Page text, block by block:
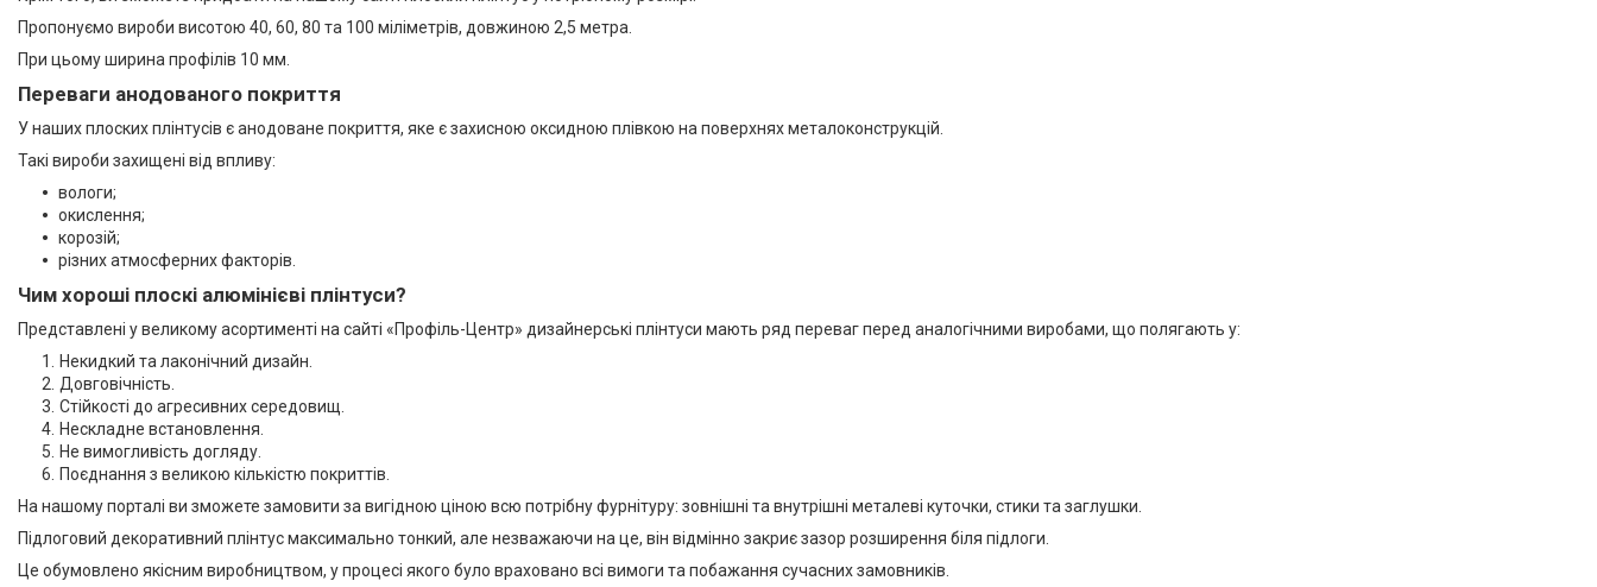
Україна 43
Виробник
Покриття
Анодоване
Без покриття
Алюміній 43
Висота плінтуса
25 мм 1
26 мм 1
40 мм 6
Пропонуємо вироби висотою 40, 60, 80 та 100 міліметрів, довжиною 2,5 метра.
При цьому ширина профілів 10 мм.
Переваги анодованого покриття
У наших плоских плінтусів є анодоване покриття, яке є захисною оксидною плівкою на поверхнях металоконструкцій.
Такі вироби захищені від впливу:
вологи;
окислення;
корозій;
різних атмосферних факторів.
Чим хороші плоскі алюмінієві плінтуси?
Представлені у великому асортименті на сайті «Профіль-Центр» дизайнерські плінтуси мають ряд переваг перед аналогічними виробами, що полягають у:
Некидкий та лаконічний дизайн.
Довговічність.
Стійкості до агресивних середовищ.
Нескладне встановлення.
Не вимогливість догляду.
Поєднання з великою кількістю покриттів.
На нашому порталі ви зможете замовити за вигідною ціною всю потрібну фурнітуру: зовнішні та внутрішні металеві куточки, стики та заглушки.
Підлоговий декоративний плінтус максимально тонкий, але незважаючи на це, він відмінно закриє зазор розширення біля підлоги.
Це обумовлено якісним виробництвом, у процесі якого було враховано всі вимоги та побажання сучасних замовників.